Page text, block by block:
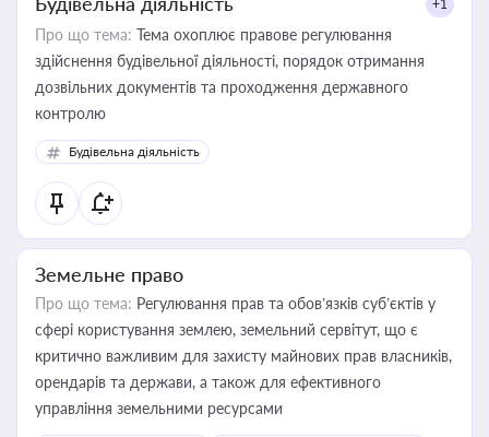
+1
Про що тема: Тема охоплює правове регулювання
здійснення будівельної діяльності, порядок отримання
дозвільних документів та проходження державного
контролю
Будівельна діяльність
Земельне право
Про що тема: Регулювання прав та обов’язків суб’єктів у
сфері користування землею, земельний сервітут, що є
критично важливим для захисту майнових прав власників,
орендарів та держави, а також для ефективного
управління земельними ресурсами